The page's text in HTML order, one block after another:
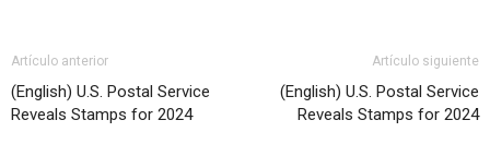
Artículo anterior
(English) U.S. Postal Service
Reveals Stamps for 2024
Artículo siguiente
(English) U.S. Postal Service
Reveals Stamps for 2024